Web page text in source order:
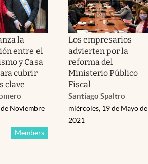
la
entre el
y Casa
cubrir
clave
Members
Noviembre
Los empresarios
advierten por la
reforma del
Ministerio Público
Fiscal
Santiago Spaltro
miércoles, 19 de Mayo de
2021